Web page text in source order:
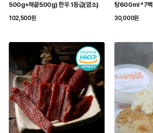
500g+채끝500g) 한우 1등급(암소)
102,500원
탕600ml *7팩
30,000원